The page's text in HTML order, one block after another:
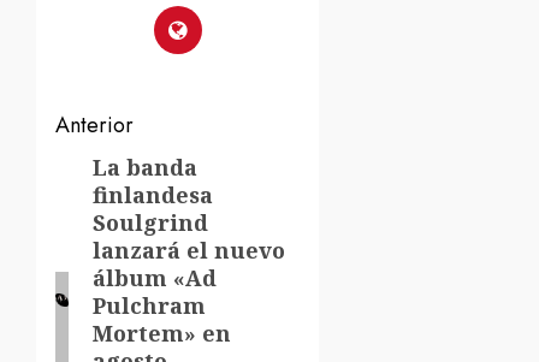
Navegación
de
entradas
Anterior
Entrada
anterior:
La banda
finlandesa
Soulgrind
lanzará el nuevo
álbum «Ad
Pulchram
Mortem» en